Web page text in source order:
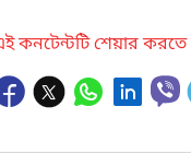
কনটেন্টটি শেয়ার